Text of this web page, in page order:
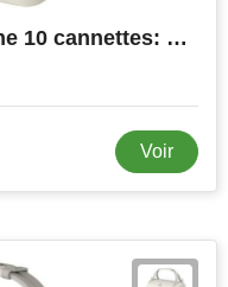
Stanley The All-Day Julienne 10 cannettes: mini-sac isotherme en aluminium recyclé
Voir